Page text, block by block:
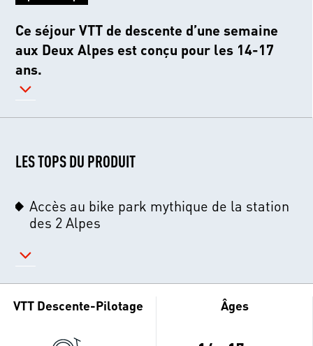
Ce séjour VTT de descente d’une semaine
aux Deux Alpes est conçu pour les 14-17
ans.
LES TOPS DU PRODUIT
Accès au bike park mythique de la station
des 2 Alpes
VTT Descente-Pilotage Âges